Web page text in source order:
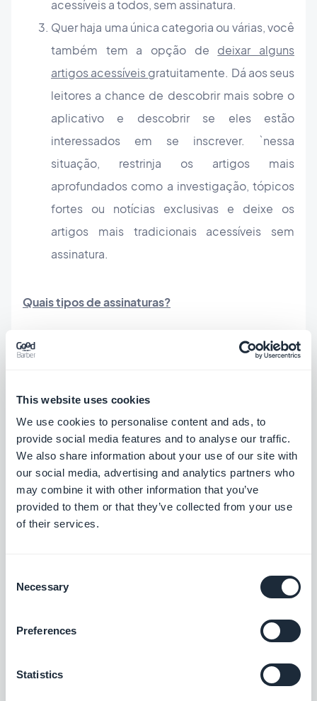
This website uses cookies
We use cookies to personalise content and ads, to
provide social media features and to analyse our traffic.
We also share information about your use of our site with
our social media, advertising and analytics partners who
may combine it with other information that you’ve
provided to them or that they’ve collected from your use
of their services.
Selection
Necessary
Preferences
Statistics
acessíveis a todos, sem assinatura.
Quer haja uma única categoria ou várias, você
também tem a opção de deixar alguns
artigos acessíveisgratuitamente. Dá aos seus
leitores a chance de descobrir mais sobre o
aplicativo e descobrir se eles estão
interessados ​​em se inscrever. `nessa
situação, restrinja os artigos mais
aprofundados como a investigação, tópicos
fortes ou notícias exclusivas e deixe os
artigos mais tradicionais acessíveis sem
assinatura.
Quais tipos de assinaturas?
Depois de decidir por qual estratégia optar para
tipos de assinaturas oferecer.
O ideal é propor várias durações de assinatura,
com diversas faixas de preço, para atender ao
máximo de usuários.
Uma boa prática é propor taxas crescentes de
acordo com a duração. Geralmente, quanto maior
a duração da assinatura, mais interessante o preço
Assinatura semanal
: Geralmente é mais
duração. Destina-se a um público que
não estará necessariamente interessado a